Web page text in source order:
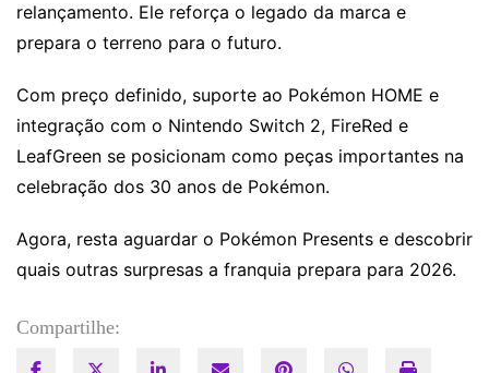
relançamento. Ele reforça o legado da marca e
prepara o terreno para o futuro.
Com preço definido, suporte ao Pokémon HOME e
integração com o Nintendo Switch 2, FireRed e
LeafGreen se posicionam como peças importantes na
celebração dos 30 anos de Pokémon.
Agora, resta aguardar o Pokémon Presents e descobrir
quais outras surpresas a franquia prepara para 2026.
Compartilhe: